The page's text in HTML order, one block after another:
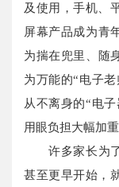
及使用，手机、
屏幕产品成为青
为揣在兜里、随
为万能的“电子
从不离身的“电
用眼负担大幅加
许多家长为了
甚至更早开始，